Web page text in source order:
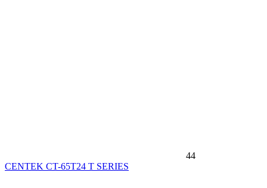
44
CENTEK CT-65T24 T SERIES